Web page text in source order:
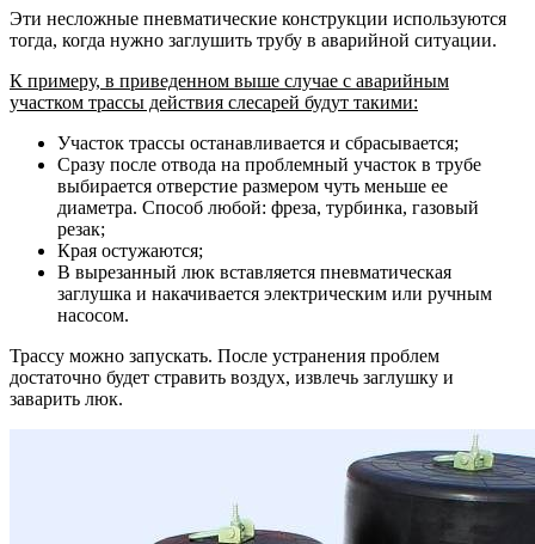
Эти несложные пневматические конструкции используются
тогда, когда нужно заглушить трубу в аварийной ситуации.
К примеру, в приведенном выше случае с аварийным
участком трассы действия слесарей будут такими:
Участок трассы останавливается и сбрасывается;
Сразу после отвода на проблемный участок в трубе
выбирается отверстие размером чуть меньше ее
диаметра. Способ любой: фреза, турбинка, газовый
резак;
Края остужаются;
В вырезанный люк вставляется пневматическая
заглушка и накачивается электрическим или ручным
насосом.
Трассу можно запускать. После устранения проблем
достаточно будет стравить воздух, извлечь заглушку и
заварить люк.